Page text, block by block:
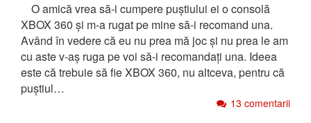
O amică vrea să-i cumpere puștiului ei o consolă
XBOX 360 și m-a rugat pe mine să-i recomand una.
Având în vedere că eu nu prea mă joc și nu prea le am
cu aste v-aș ruga pe voi să-i recomandați una. Ideea
este că trebuie să fie XBOX 360, nu altceva, pentru că
puștiul…
13 comentarii